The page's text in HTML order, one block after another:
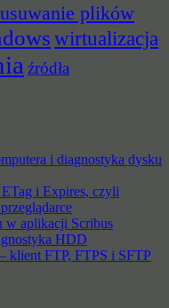
usuwanie plików
wirtualizacja
źródła
i diagnostyka dysku
i Expires, czyli
w aplikacji Scribus
HDD
klient FTP, FTPS i SFTP